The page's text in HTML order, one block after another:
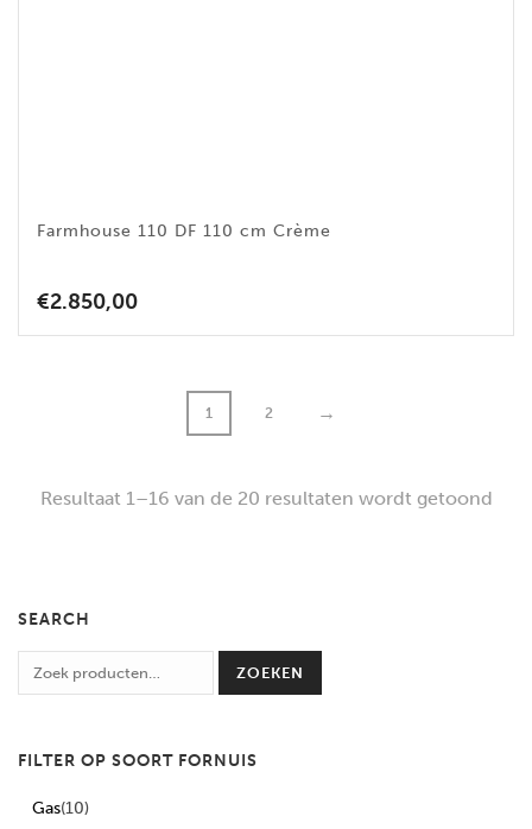
Farmhouse 110 DF 110 cm Crème
€2.850,00
1 2 →
Resultaat 1–16 van de 20 resultaten wordt getoond
SEARCH
ZOEKEN
FILTER OP SOORT FORNUIS
Gas(10)